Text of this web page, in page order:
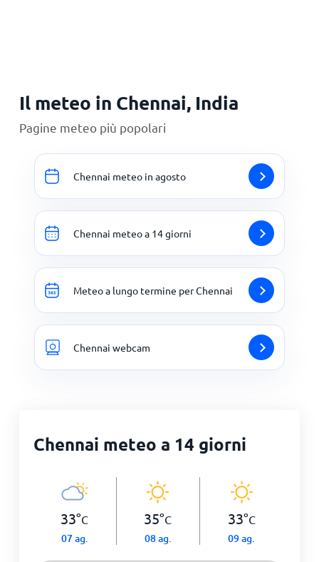
Il meteo in Chennai, India
Pagine meteo più popolari
Chennai meteo in agosto
Chennai meteo a 14 giorni
Meteo a lungo termine per Chennai
Chennai webcam
Chennai meteo a 14 giorni
33°C
07 ag.
35°C
08 ag.
33°C
09 ag.